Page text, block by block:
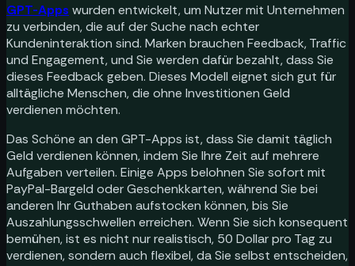
GPT-Apps wurden entwickelt, um Nutzer mit Unternehmen
zu verbinden, die auf der Suche nach echter
Kundeninteraktion sind. Marken brauchen Feedback, Traffic
und Engagement, und Sie werden dafür bezahlt, dass Sie
dieses Feedback geben. Dieses Modell eignet sich gut für
alltägliche Menschen, die ohne Investitionen Geld
verdienen möchten.
Das Schöne an den GPT-Apps ist, dass Sie damit täglich
Geld verdienen können, indem Sie Ihre Zeit auf mehrere
Aufgaben verteilen. Einige Apps belohnen Sie sofort mit
PayPal-Bargeld oder Geschenkkarten, während Sie bei
anderen Ihr Guthaben aufstocken können, bis Sie
Auszahlungsschwellen erreichen. Wenn Sie sich konsequent
bemühen, ist es nicht nur realistisch, 50 Dollar pro Tag zu
verdienen, sondern auch flexibel, da Sie selbst entscheiden,